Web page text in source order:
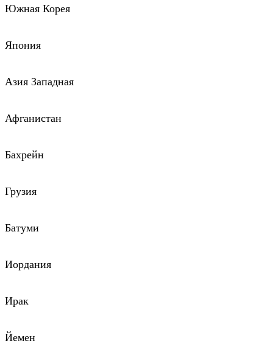
Южная Корея
Япония
Азия Западная
Афганистан
Бахрейн
Грузия
Батуми
Иордания
Ирак
Йемен